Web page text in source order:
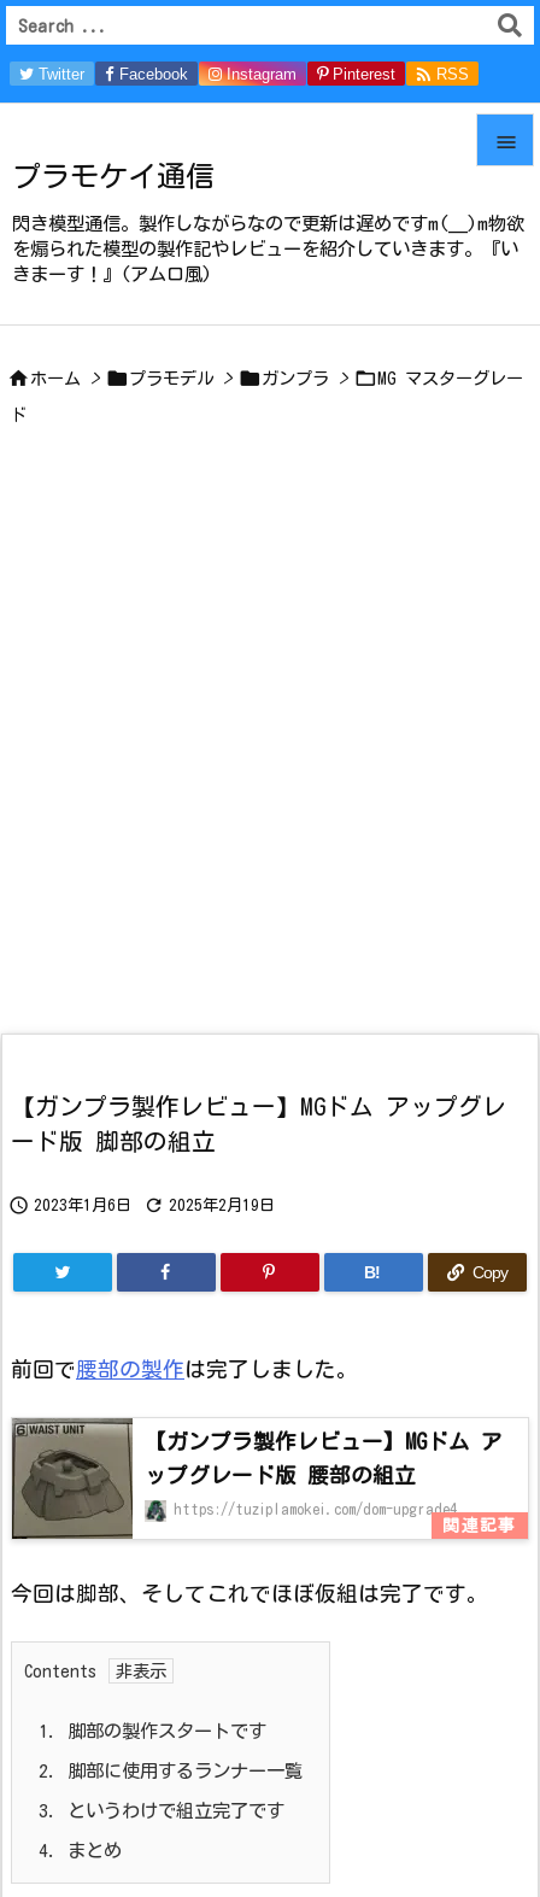
プラモケイ通信
閃き模型通信。製作しながらなので更新は遅めですm(__)m物欲
を煽られた模型の製作記やレビューを紹介していきます。『い
きまーす！』(アムロ風)

メニュ


Twitter Facebook Instagram Pinterest  RSS
 ホーム >  プラモデル >  ガンプラ > MG マスターグレー
ド
【ガンプラ製作レビュー】MGドム アップグレ
ード版 脚部の組立
 2023年1月6日  2025年2月19日
B! Copy
前回で腰部の製作は完了しました。
【ガンプラ製作レビュー】MGドム ア
ップグレード版 腰部の組立
https://tuziplamokei.com/dom-upgrade4
今回は脚部、そしてこれでほぼ仮組は完了です。
Contents
1. 脚部の製作スタートです
2. 脚部に使用するランナー一覧
3. というわけで組立完了です
4. まとめ